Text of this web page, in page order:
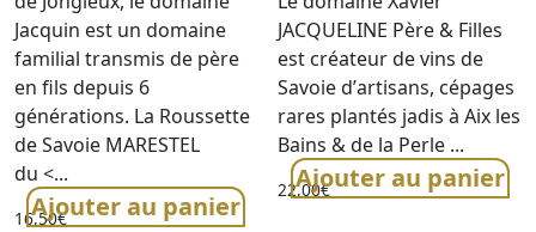
Jacquin est un domaine
familial transmis de père
en fils depuis 6
générations. La Roussette
de Savoie MARESTEL
du <...
16,50€
Ajouter au panier
JACQUELINE Père & Filles
est créateur de vins de
Savoie dʼartisans, cépages
rares plantés jadis à Aix les
Bains & de la Perle ...
22,00€
Ajouter au panier